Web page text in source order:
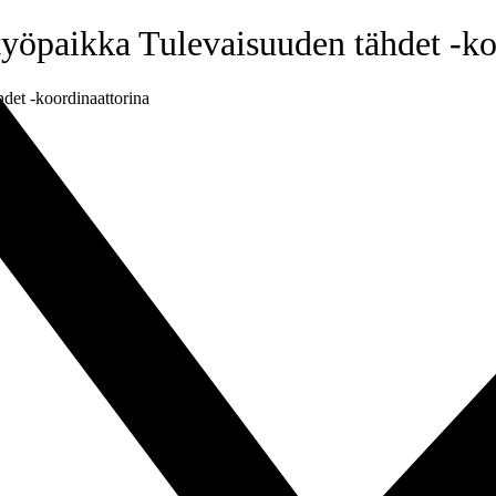
Tulevaisuuden tähdet -
-koordinaattorina